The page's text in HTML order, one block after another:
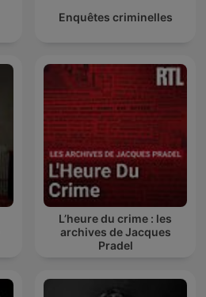
Enquêtes criminelles
L’heure du crime : les
archives de Jacques
Pradel